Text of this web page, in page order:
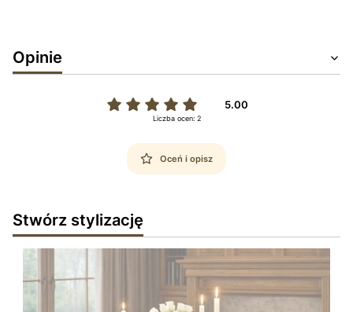
Opinie
5.00
Liczba ocen: 2
Oceń i opisz
Stwórz stylizację